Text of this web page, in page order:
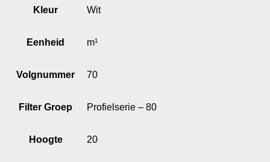
Kleur Wit
Eenheid m¹
Volgnummer 70
Filter Groep Profielserie – 80
Hoogte 20